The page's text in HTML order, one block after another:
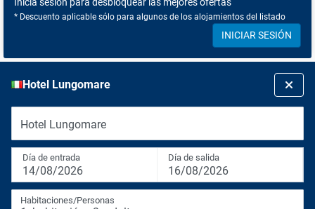
* Descuento aplicable sólo para algunos de los alojamientos del listado
INICIAR SESIÓN
Hotel Lungomare
Hotel Lungomare
Día de entrada
14/08/2026
Día de salida
16/08/2026
Habitaciones/Personas